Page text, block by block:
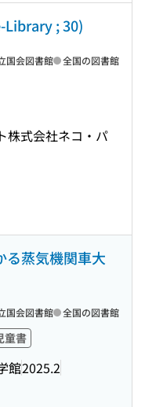
Library ; 30)
株式会社ネコ・パ
国会図書館 全国の図書館
る蒸気機関車大
童書
館2025.2
国会図書館 全国の図書館